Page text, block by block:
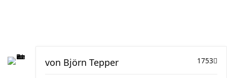
1753
von Björn Tepper